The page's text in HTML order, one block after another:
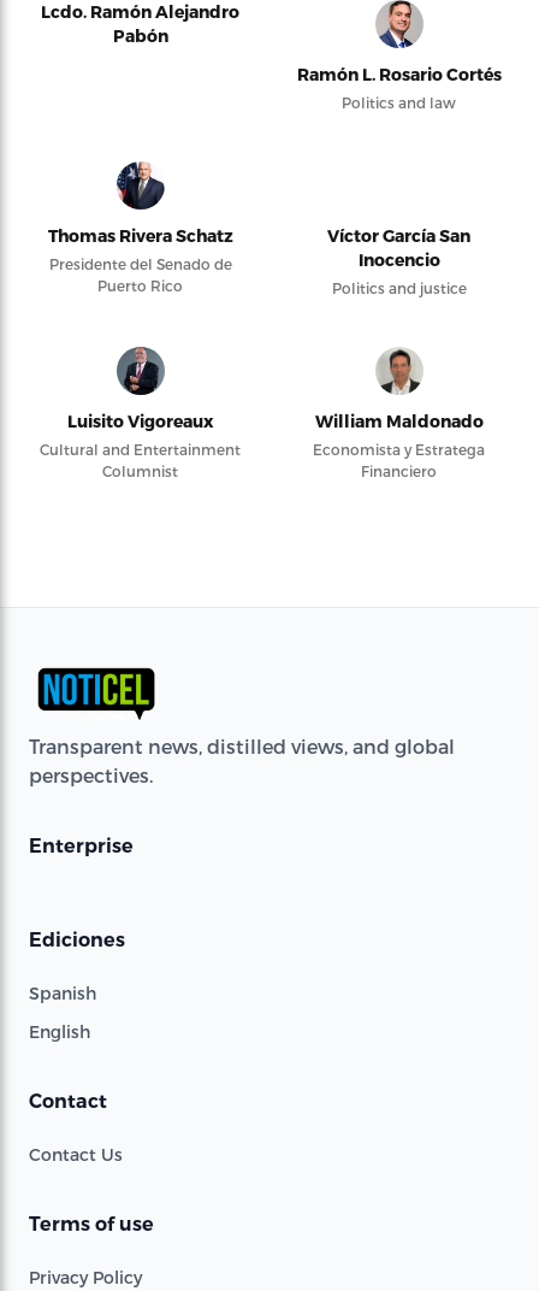
Lcdo. Ramón Alejandro
Pabón
Ramón L. Rosario Cortés
Politics and law
Thomas Rivera Schatz
Presidente del Senado de
Puerto Rico
Víctor García San
Inocencio
Politics and justice
Luisito Vigoreaux
Cultural and Entertainment
Columnist
William Maldonado
Economista y Estratega
Financiero
Transparent news, distilled views, and global
perspectives.
Enterprise
Ediciones
Spanish
English
Contact
Contact Us
Terms of use
Privacy Policy